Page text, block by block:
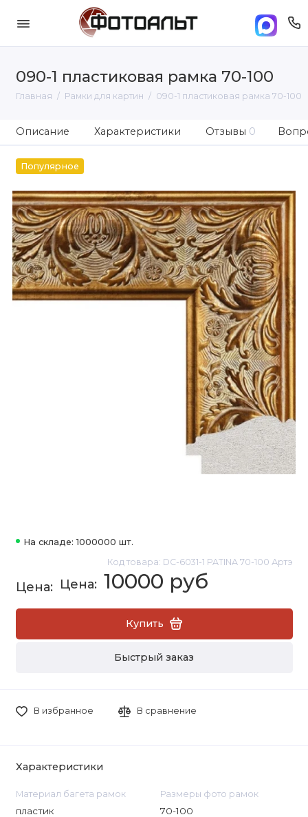
090-1 пластиковая рамка 70-100
Главная Рамки для картин 090-1 пластиковая рамка 70-100
Описание Характеристики Отзывы 0
Популярное
На складе: 1000000 шт.
Код товара: DC-6031-1 PATINA 70-100 Артэ
10000 руб
Купить
Быстрый заказ
В избранное В сравнение
Характеристики
Материал багета рамок
пластик
Размеры фото рамок
70-100